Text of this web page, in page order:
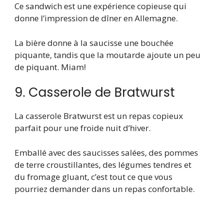
Ce sandwich est une expérience copieuse qui
donne l’impression de dîner en Allemagne.
La bière donne à la saucisse une bouchée
piquante, tandis que la moutarde ajoute un peu
de piquant. Miam!
9. Casserole de Bratwurst
La casserole Bratwurst est un repas copieux
parfait pour une froide nuit d’hiver.
Emballé avec des saucisses salées, des pommes
de terre croustillantes, des légumes tendres et
du fromage gluant, c’est tout ce que vous
pourriez demander dans un repas confortable.